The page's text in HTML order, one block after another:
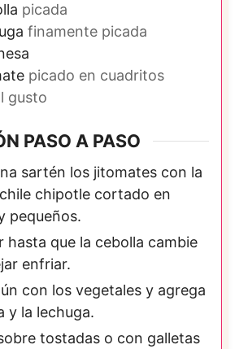
picada
finamente picada
picado en cuadritos
gusto
PASO A PASO
sartén los jitomates con la
chipotle cortado en
pequeños.
hasta que la cebolla cambie
enfriar.
con los vegetales y agrega
y la lechuga.
tostadas o con galletas